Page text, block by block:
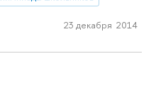
23 декабря 2014